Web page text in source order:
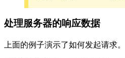
处理服务器的响应数据
上面的例子演示了如何发起请求